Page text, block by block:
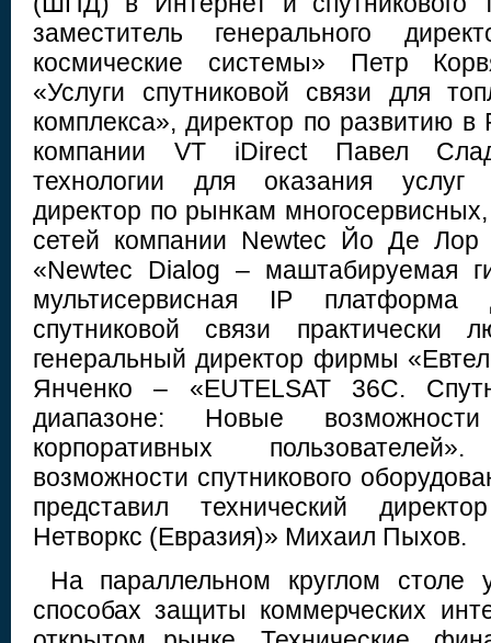
заместитель генерального
космические системы» Петр
«Услуги спутниковой связи для
комплекса», директор по развитию
компании VT iDirect Павел
технологии для оказания услуг
директор по рынкам
сетей компании Newtec Йо Де Лор
«Newtec Dialog – маштабируемая
мультисервисная IP
спутниковой связи практически
генеральный директор фирмы
Янченко – «EUTELSAT 36C.
диапазоне: Новые
корпоративных
возможности спутникового
представил технический
Нетворкс (Евразия)» Михаил Пыхов.
На параллельном круглом столе
способах защиты коммерческих